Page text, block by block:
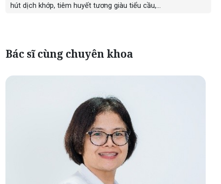
hút dịch khớp, tiêm huyết tương giàu tiểu cầu,...
Bác sĩ cùng chuyên khoa